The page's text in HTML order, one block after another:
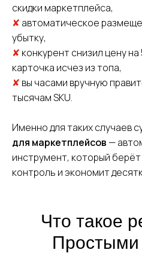
Отправить заявку
скидки маркетплейса,
✘ автоматическое
убытку,
✘ конкурент снизил цену
карточка исчез из топа,
✘ вы часами вручную
тысячам SKU.
Именно для таких случаев
для маркетплейсов —
инструмент, который
контроль и экономит
Что такое